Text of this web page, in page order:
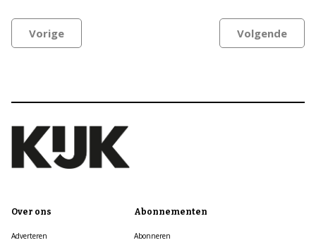
Vorige Volgende
Over ons
Adverteren
Abonnementen
Abonneren